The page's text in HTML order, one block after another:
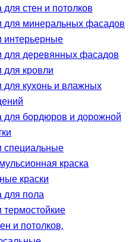
для стен и потолков
для минеральных фасадов
интерьерные
для деревянных фасадов
для кровли
для кухонь и влажных
для бордюров и дорожной
специальные
краска
краски
для пола
термостойкие
и потолков,